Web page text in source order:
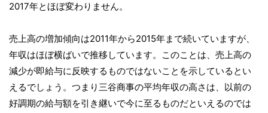
2017年とほぼ変わりません。
売上高の増加傾向は2011年から2015年まで続いていますが、
年収はほぼ横ばいで推移しています。このことは、売上高の
減少が即給与に反映するものではないことを示しているとい
えるでしょう。つまり三谷商事の平均年収の高さは、以前の
好調期の給与額を引き継いで今に至るものだといえるのでは